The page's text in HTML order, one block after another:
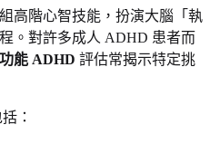
高階心智技能，扮演大腦「執
。對許多成人 ADHD 患者而
能 ADHD 評估常揭示特定挑
：